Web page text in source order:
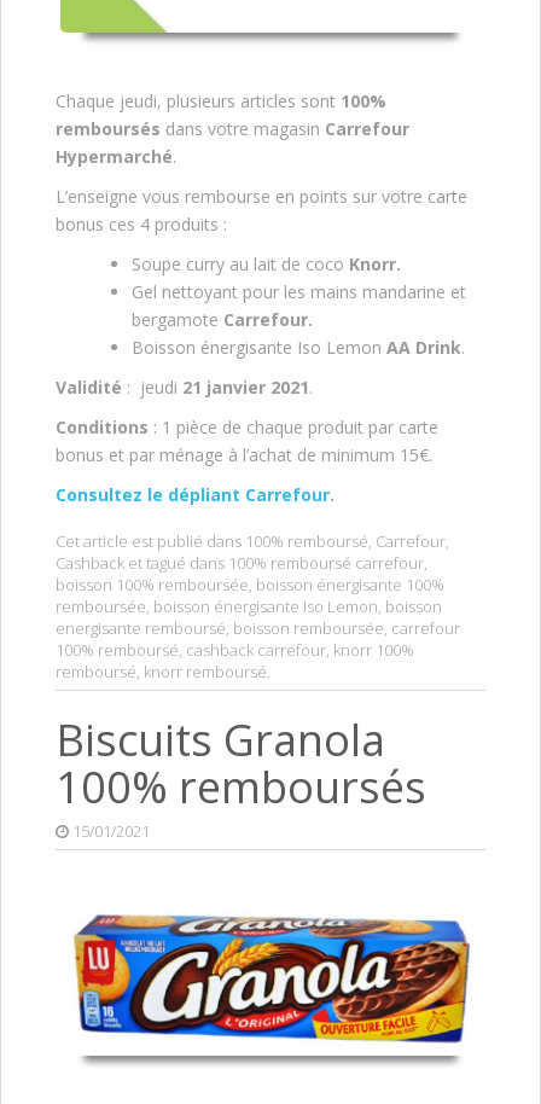
Chaque jeudi, plusieurs articles sont 100%
remboursés dans votre magasin Carrefour
Hypermarché.
L’enseigne vous rembourse en points sur votre carte
bonus ces 4 produits :
Soupe curry au lait de coco Knorr.
Gel nettoyant pour les mains mandarine et
bergamote Carrefour.
Boisson énergisante Iso Lemon AA Drink.
Validité : jeudi 21 janvier 2021.
Conditions : 1 pièce de chaque produit par carte
bonus et par ménage à l’achat de minimum 15€.
Consultez le dépliant Carrefour.
Cet article est publié dans 100% remboursé, Carrefour,
Cashback et tagué dans 100% remboursé carrefour,
boisson 100% remboursée, boisson énergisante 100%
remboursée, boisson énergisante Iso Lemon, boisson
energisante remboursé, boisson remboursée, carrefour
100% remboursé, cashback carrefour, knorr 100%
remboursé, knorr remboursé.
Biscuits Granola
100% remboursés
15/01/2021